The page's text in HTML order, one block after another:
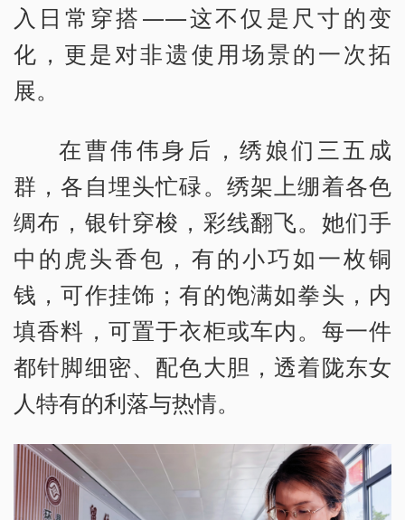
入日常穿搭——这不仅是尺寸的变
化，更是对非遗使用场景的一次拓
展。
在曹伟伟身后，绣娘们三五成
群，各自埋头忙碌。绣架上绷着各色
绸布，银针穿梭，彩线翻飞。她们手
中的虎头香包，有的小巧如一枚铜
钱，可作挂饰；有的饱满如拳头，内
填香料，可置于衣柜或车内。每一件
都针脚细密、配色大胆，透着陇东女
人特有的利落与热情。